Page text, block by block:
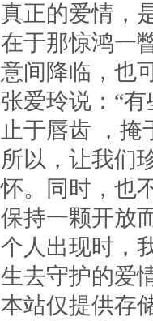
真正的爱情，
在于那惊鸿一
意间降临，也
张爱玲说：“
止于唇齿 ，掩
所以，让我们
怀。同时，也
保持一颗开放
个人出现时，
生去守护的爱
本站仅提供存